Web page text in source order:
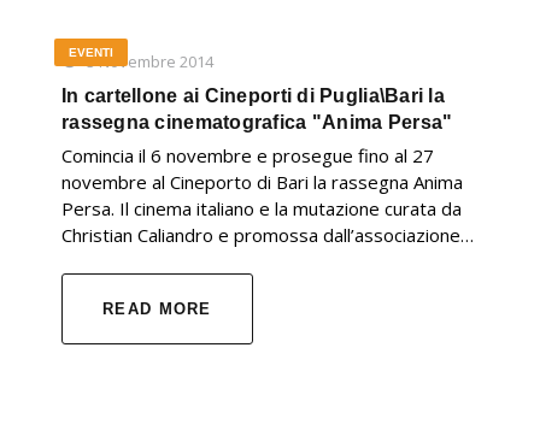
3 Novembre 2014
EVENTI
In cartellone ai Cineporti di Puglia\Bari la
rassegna cinematografica "Anima Persa"
Comincia il 6 novembre e prosegue fino al 27
novembre al Cineporto di Bari la rassegna Anima
Persa. Il cinema italiano e la mutazione curata da
Christian Caliandro e promossa dall’associazione…
READ MORE